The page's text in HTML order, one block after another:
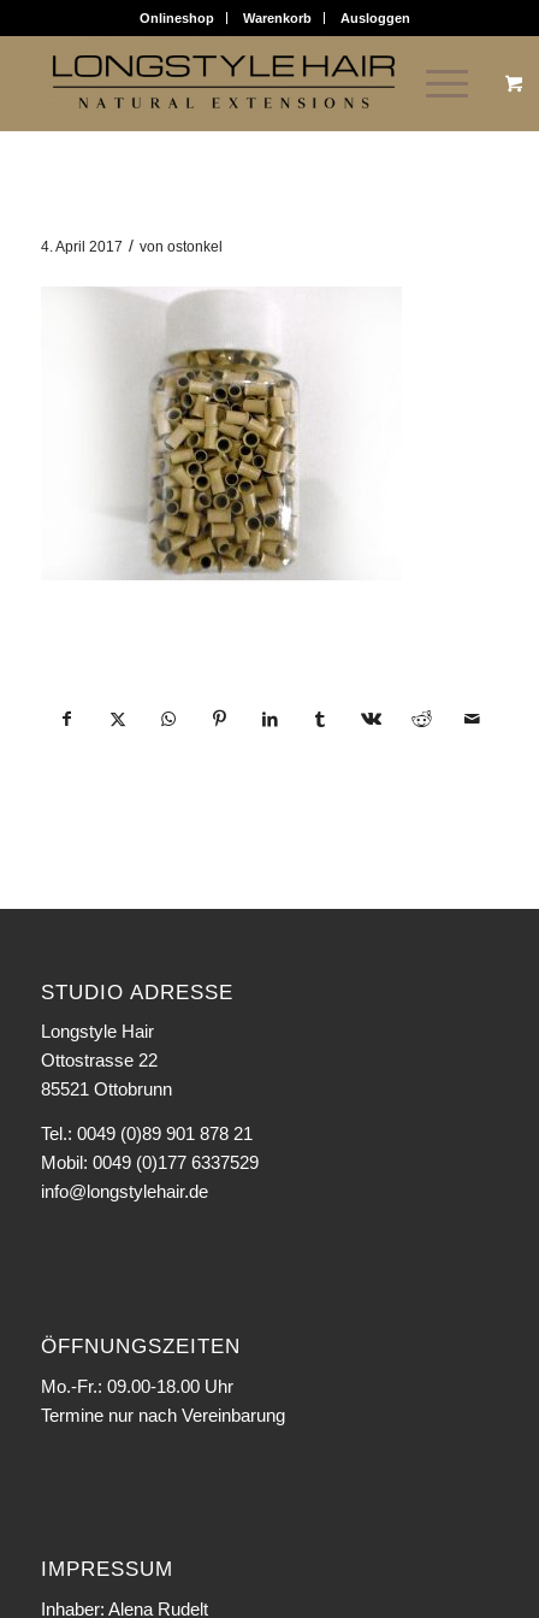
Onlineshop Warenkorb Ausloggen
4. April 2017 / von ostonkel
STUDIO ADRESSE
Longstyle Hair
Ottostrasse 22
85521 Ottobrunn
Tel.: 0049 (0)89 901 878 21
Mobil: 0049 (0)177 6337529
info@longstylehair.de
ÖFFNUNGSZEITEN
Mo.-Fr.: 09.00-18.00 Uhr
Termine nur nach Vereinbarung
IMPRESSUM
Inhaber: Alena Rudelt